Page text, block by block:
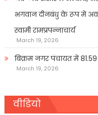
भगवान दीनबंधु के रूप में
स्वामी रामप्रपन्नाचार्य
March 19, 2026
बिक्रम नगर पंचायत में
March 19, 2026
वीडियो